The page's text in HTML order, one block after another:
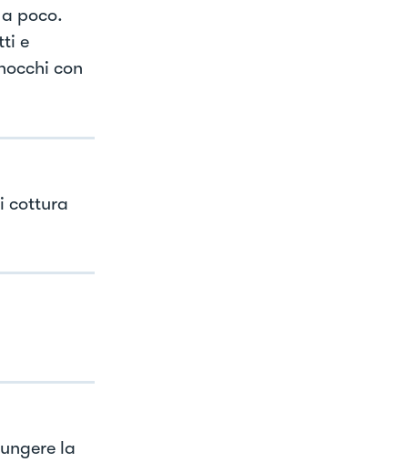
poco.
e
con
cottura
la